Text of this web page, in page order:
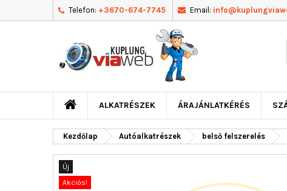
Telefon: +3670-674-7745 Email:
ALKATRÉSZEK ÁRAJÁNLATKÉRÉS
Kezdőlap Autóalkatrészek belső felszerelés
Új
Akciós!